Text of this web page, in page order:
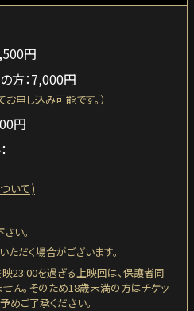
円
方：7,000円
申し込み可能です。）
円
いて)
い。
だく場合がございます。
23:00を過ぎる上映回は、保護者同
ん。そのため18歳未満の方はチケッ
めご了承ください。